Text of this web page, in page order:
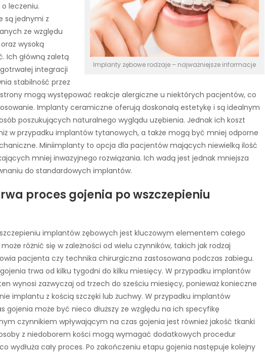
Implanty zębowe rodzaje – najważniejsze informacje
leczeniu.
są jednymi z
ze względu
wysoką
Ich główną zaletą
integracji
stabilność przez
mogą występować reakcje alergiczne u niektórych pacjentów, co
Implanty ceramiczne oferują doskonałą estetykę i są idealnym
poszukujących naturalnego wyglądu uzębienia. Jednak ich koszt
w przypadku implantów tytanowych, a także mogą być mniej odporne
Miniimplanty to opcja dla pacjentów mających niewielką ilość
mniej inwazyjnego rozwiązania. Ich wadą jest jednak mniejsza
do standardowych implantów.
proces gojenia po wszczepieniu
implantów zębowych jest kluczowym elementem całego
różnić się w zależności od wielu czynników, takich jak rodzaj
pacjenta czy technika chirurgiczna zastosowana podczas zabiegu.
trwa od kilku tygodni do kilku miesięcy. W przypadku implantów
wynosi zazwyczaj od trzech do sześciu miesięcy, ponieważ konieczne
implantu z kością szczęki lub żuchwy. W przypadku implantów
gojenia może być nieco dłuższy ze względu na ich specyfikę
czynnikiem wpływającym na czas gojenia jest również jakość tkanki
z niedoborem kości mogą wymagać dodatkowych procedur
wydłuża cały proces. Po zakończeniu etapu gojenia następuje kolejny